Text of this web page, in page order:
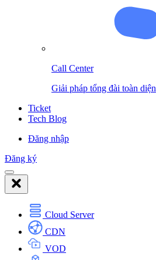
Call Center
Giải pháp tổng đài toàn diện
Ticket
Tech Blog
Đăng nhập
Đăng ký
Cloud Server
CDN
VOD